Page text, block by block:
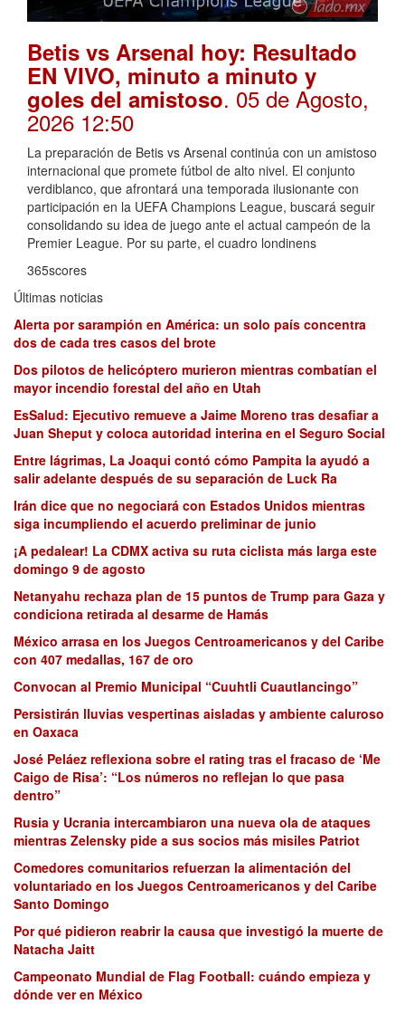
Betis vs Arsenal hoy: Resultado
EN VIVO, minuto a minuto y
goles del amistoso. 05 de Agosto,
2026 12:50
La preparación de Betis vs Arsenal continúa con un amistoso
internacional que promete fútbol de alto nivel. El conjunto
verdiblanco, que afrontará una temporada ilusionante con
participación en la UEFA Champions League, buscará seguir
consolidando su idea de juego ante el actual campeón de la
Premier League. Por su parte, el cuadro londinens
365scores
Últimas noticias
Alerta por sarampión en América: un solo país concentra
dos de cada tres casos del brote
Dos pilotos de helicóptero murieron mientras combatían el
mayor incendio forestal del año en Utah
EsSalud: Ejecutivo remueve a Jaime Moreno tras desafiar a
Juan Sheput y coloca autoridad interina en el Seguro Social
Entre lágrimas, La Joaqui contó cómo Pampita la ayudó a
salir adelante después de su separación de Luck Ra
Irán dice que no negociará con Estados Unidos mientras
siga incumpliendo el acuerdo preliminar de junio
¡A pedalear! La CDMX activa su ruta ciclista más larga este
domingo 9 de agosto
Netanyahu rechaza plan de 15 puntos de Trump para Gaza y
condiciona retirada al desarme de Hamás
México arrasa en los Juegos Centroamericanos y del Caribe
con 407 medallas, 167 de oro
Convocan al Premio Municipal “Cuuhtli Cuautlancingo”
Persistirán lluvias vespertinas aisladas y ambiente caluroso
en Oaxaca
José Peláez reflexiona sobre el rating tras el fracaso de ‘Me
Caigo de Risa’: “Los números no reflejan lo que pasa
dentro”
Rusia y Ucrania intercambiaron una nueva ola de ataques
mientras Zelensky pide a sus socios más misiles Patriot
Comedores comunitarios refuerzan la alimentación del
voluntariado en los Juegos Centroamericanos y del Caribe
Santo Domingo
Por qué pidieron reabrir la causa que investigó la muerte de
Natacha Jaitt
Campeonato Mundial de Flag Football: cuándo empieza y
dónde ver en México